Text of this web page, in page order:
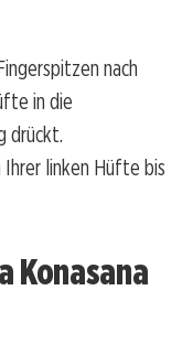
nach
in die
drückt.
Ihrer linken Hüfte bis
Konasana